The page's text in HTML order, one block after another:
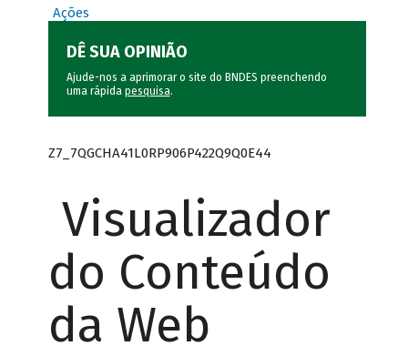
Ações
DÊ SUA OPINIÃO
Ajude-nos a aprimorar o site do BNDES preenchendo
uma rápida pesquisa.
Z7_7QGCHA41L0RP906P422Q9Q0E44
Visualizador
do Conteúdo
da Web